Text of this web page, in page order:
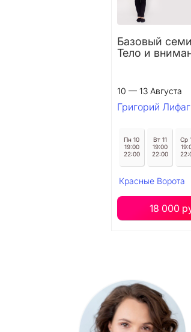
Базовый
Тело и
10 — 13 Августа
Григорий
Пн 10
19:00
22:00
Вт 11
19:00
22:00
Ср
Красные Ворота
18 000